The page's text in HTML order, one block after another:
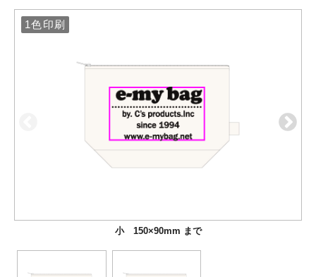
1色印刷
小 150×90mm まで
1色印刷
大 160×90mm まで